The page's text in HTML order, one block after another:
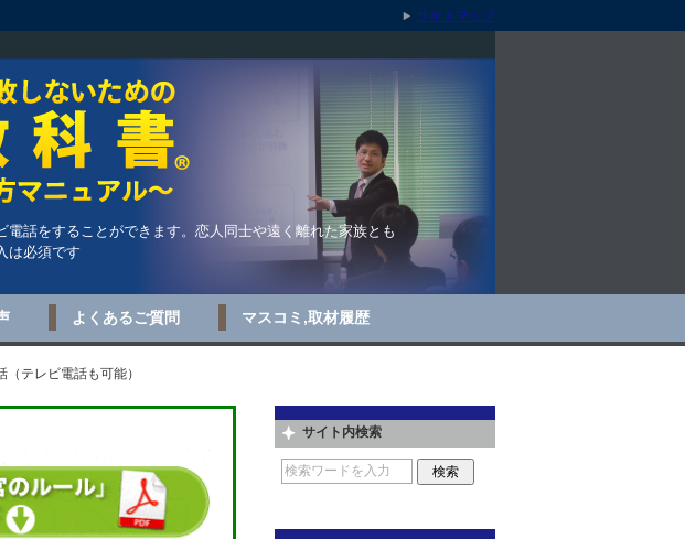
話をすることができます。恋人同士や遠く離れた家族とも
は必須です
よくあるご質問 マスコミ,取材履歴
テレビ電話も可能）
サイト内検索
サイトマップ